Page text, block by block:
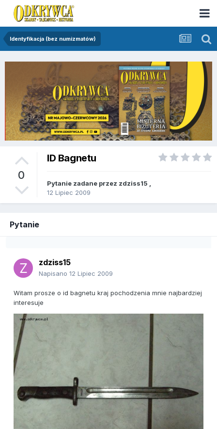
Identyfikacja (bez numizmatów)
0
ID Bagnetu
Pytanie zadane przez zdziss15
12 Lipiec 2009
Pytanie
zdziss15
Napisano 12 Lipiec 2009
Witam prosze o id bagnetu kraj pochodzenia mnie najbardziej
interesuje